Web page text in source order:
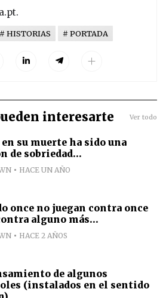
HISTORIAS PORTADA
interesarte Ver todo
en su muerte ha sido una
de sobriedad...
HACE UN AÑO
once no juegan contra once
alguno más...
HACE 2 AÑOS
de algunos
(instalados en el sentido